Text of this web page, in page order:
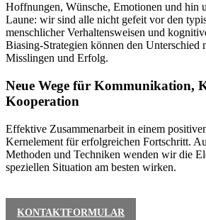
Hoffnungen, Wünsche, Emotionen und hin
Laune: wir sind alle nicht gefeit vor den
menschlicher Verhaltensweisen und
Biasing-Strategien können den Unterschied
Misslingen und Erfolg.
Neue Wege für Kommunikation,
Kooperation
Effektive Zusammenarbeit in einem
Kernelement für erfolgreichen Fortschritt.
Methoden und Techniken wenden wir die
speziellen Situation am besten wirken.
KONTAKTFORMULAR